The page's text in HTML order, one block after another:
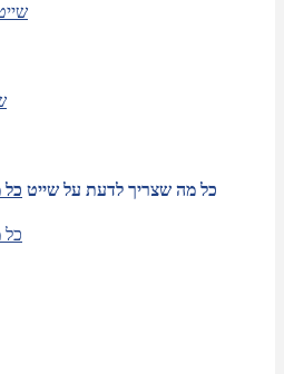
כל מה שצריך לדעת על שייט כל
כל